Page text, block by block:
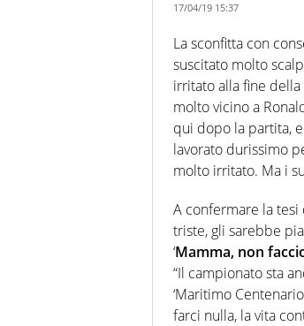
17/04/19 15:37
La sconfitta con
suscitato molto
irritato alla fine della
molto vicino a
qui dopo la partita,
lavorato durissimo
molto irritato. Ma i
A confermare la tesi
triste, gli sarebbe
‘Mamma, non
“Il campionato sta
‘Maritimo
farci nulla, la vita